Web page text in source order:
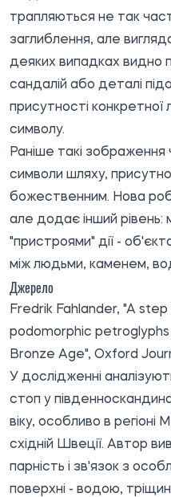
трапляються не так
заглиблення, але
деяких випадках видно
сандалій або деталі
присутності
символу.
Раніше такі зображення
символи шляху,
божественним. Нова
але додає інший
"пристроями" дії -
між людьми, каменем,
Джерело
Fredrik Fahlander, "A
podomorphic petroglyphs
Bronze Age", Oxford
У дослідженні
стоп у
віку, особливо в
східній Швеції. Автор
парність і зв'язок з
поверхні - водою,